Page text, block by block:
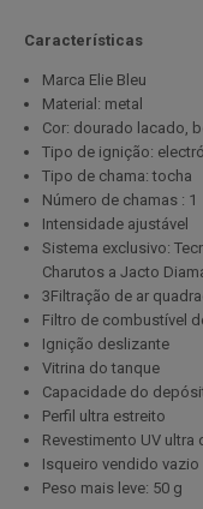
Características
Marca Elie Bleu
Material: metal
Cor: dourado lacado,
Tipo de ignição:
Tipo de chama: tocha
Número de chamas : 1
Intensidade ajustável
Sistema exclusivo:
Charutos a Jacto
3Filtração de ar
Filtro de combustível
Ignição deslizante
Vitrina do tanque
Capacidade do
Perfil ultra estreito
Revestimento UV ultra
Isqueiro vendido
Peso mais leve: 50 g